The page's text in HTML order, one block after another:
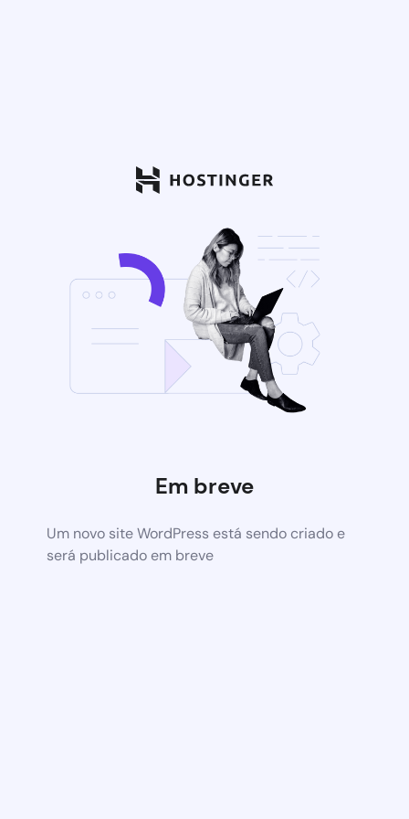
Em breve
Um novo site WordPress está sendo criado e
será publicado em breve